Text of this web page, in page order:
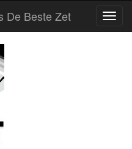
De Beste Zet